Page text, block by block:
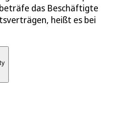
das Beschäftigte
heißt es bei